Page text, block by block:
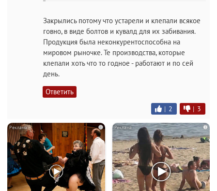
Закрылись потому что устарели и клепали всякое
говно, в виде болтов и кувалд для их забивания.
Продукция была неконкурентоспособна на
мировом рыночке. Те производства, которые
клепали хоть что то годное - работают и по сей
день.
Ответить
| 2 | 3
i i